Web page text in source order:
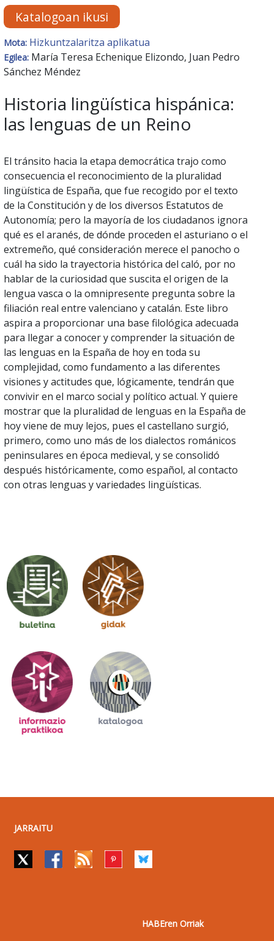
Katalogoan ikusi
Mota: Hizkuntzalaritza aplikatua
Egilea: María Teresa Echenique Elizondo, Juan Pedro
Sánchez Méndez
Historia lingüística hispánica:
las lenguas de un Reino
El tránsito hacia la etapa democrática trajo como
consecuencia el reconocimiento de la pluralidad
lingüística de España, que fue recogido por el texto
de la Constitución y de los diversos Estatutos de
Autonomía; pero la mayoría de los ciudadanos ignora
qué es el aranés, de dónde proceden el asturiano o el
extremeño, qué consideración merece el panocho o
cuál ha sido la trayectoria histórica del caló, por no
hablar de la curiosidad que suscita el origen de la
lengua vasca o la omnipresente pregunta sobre la
filiación real entre valenciano y catalán. Este libro
aspira a proporcionar una base filológica adecuada
para llegar a conocer y comprender la situación de
las lenguas en la España de hoy en toda su
complejidad, como fundamento a las diferentes
visiones y actitudes que, lógicamente, tendrán que
convivir en el marco social y político actual. Y quiere
mostrar que la pluralidad de lenguas en la España de
hoy viene de muy lejos, pues el castellano surgió,
primero, como uno más de los dialectos románicos
peninsulares en época medieval, y se consolidó
después históricamente, como español, al contacto
con otras lenguas y variedades lingüísticas.
JARRAITU
HABEren Orriak